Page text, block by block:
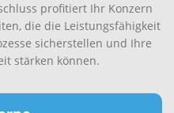
profitiert Ihr Konzern
die die Leistungsfähigkeit
sicherstellen und Ihre
stärken können.